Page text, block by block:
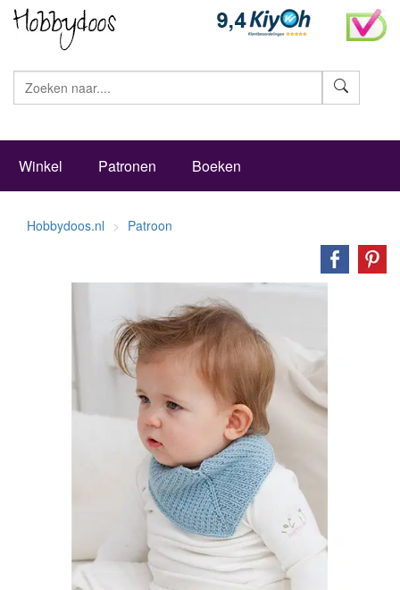
Winkel Patronen Boeken
Hobbydoos.nl Patroon